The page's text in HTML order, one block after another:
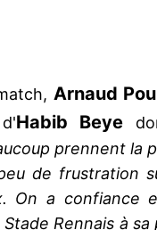
Arnaud
Habib Beye
prennent la
de frustration
On a confiance
Rennais à sa